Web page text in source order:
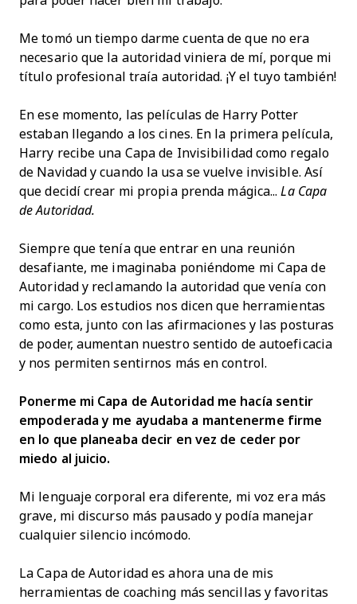
Me tomó un tiempo darme cuenta de que no era
necesario que la autoridad viniera de mí, porque mi
título profesional traía autoridad. ¡Y el tuyo también!
En ese momento, las películas de Harry Potter
estaban llegando a los cines. En la primera película,
Harry recibe una Capa de Invisibilidad como regalo
de Navidad y cuando la usa se vuelve invisible. Así
que decidí crear mi propia prenda mágica... La Capa
de Autoridad.
Siempre que tenía que entrar en una reunión
desafiante, me imaginaba poniéndome mi Capa de
Autoridad y reclamando la autoridad que venía con
mi cargo. Los estudios nos dicen que herramientas
como esta, junto con las afirmaciones y las posturas
de poder, aumentan nuestro sentido de autoeficacia
y nos permiten sentirnos más en control.
Ponerme mi Capa de Autoridad me hacía sentir
empoderada y me ayudaba a mantenerme firme
en lo que planeaba decir en vez de ceder por
miedo al juicio.
Mi lenguaje corporal era diferente, mi voz era más
grave, mi discurso más pausado y podía manejar
cualquier silencio incómodo.
La Capa de Autoridad es ahora una de mis
herramientas de coaching más sencillas y favoritas